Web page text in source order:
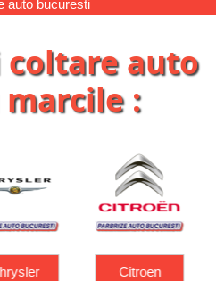
coltare auto
:
Dacia